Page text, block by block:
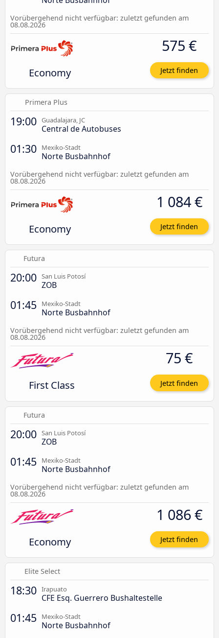
Vorübergehend nicht verfügbar: zuletzt gefunden am
08.08.2026
Economy
575 €
Jetzt finden
Primera Plus
19:00 Guadalajara, JC
Central de Autobuses
01:30 Mexiko-Stadt
Norte Busbahnhof
Vorübergehend nicht verfügbar: zuletzt gefunden am
08.08.2026
Economy
1 084 €
Jetzt finden
Futura
20:00 San Luis Potosí
ZOB
01:45 Mexiko-Stadt
Norte Busbahnhof
Vorübergehend nicht verfügbar: zuletzt gefunden am
08.08.2026
First Class
75 €
Jetzt finden
Futura
20:00 San Luis Potosí
ZOB
01:45 Mexiko-Stadt
Norte Busbahnhof
Vorübergehend nicht verfügbar: zuletzt gefunden am
08.08.2026
Economy
1 086 €
Jetzt finden
Elite Select
18:30 Irapuato
CFE Esq. Guerrero Bushaltestelle
01:45 Mexiko-Stadt
Norte Busbahnhof